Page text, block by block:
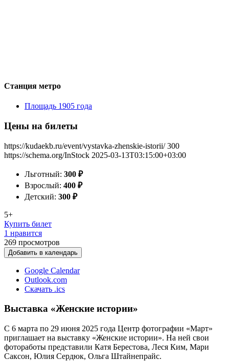
Станция метро
Площадь 1905 года
Цены на билеты
https://kudaekb.ru/event/vystavka-zhenskie-istorii/ 300
https://schema.org/InStock 2025-03-13T03:15:00+03:00
Льготный: 300 ₽
Взрослый: 400 ₽
Детский: 300 ₽
5+
Купить билет
1 нравится
269 просмотров
Добавить в календарь
Google Calendar
Outlook.com
Скачать .ics
Выставка «Женские истории»
С 6 марта по 29 июня 2025 года Центр фотографии «Март»
приглашает на выставку «Женские истории». На ней свои
фотоработы представили Катя Берестова, Леся Ким, Мари
Саксон, Юлия Сердюк, Ольга Штайнепрайс.